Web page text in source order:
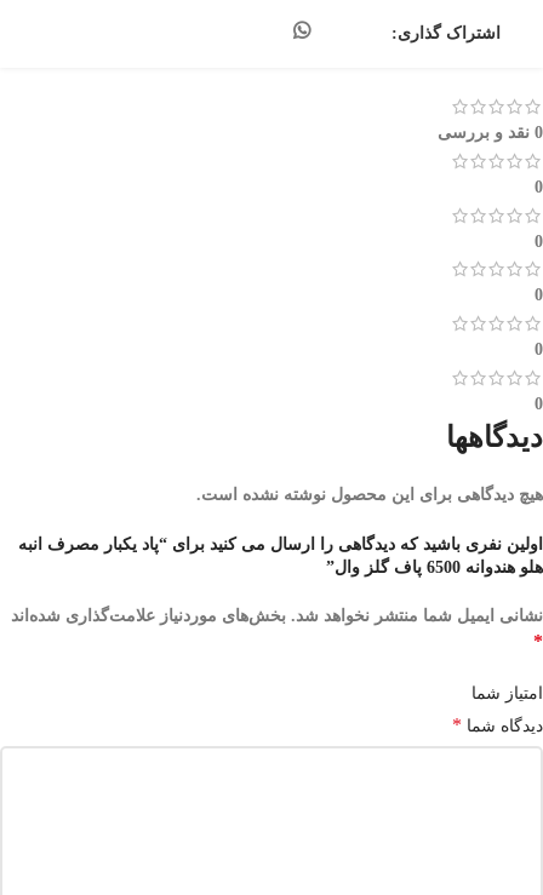
اشتراک گذاری:
0 نقد و بررسی
0
0
0
0
0
دیدگاهها
هیچ دیدگاهی برای این محصول نوشته نشده است.
اولین نفری باشید که دیدگاهی را ارسال می کنید برای “پاد یکبار مصرف انبه
هلو هندوانه 6500 پاف گلز وال”
نشانی ایمیل شما منتشر نخواهد شد. بخش‌های موردنیاز علامت‌گذاری شده‌اند
*
امتیاز شما
دیدگاه شما *